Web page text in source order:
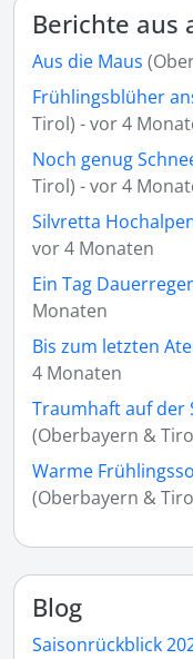
Berichte aus
Aus die Maus
Frühlingsblüher
Tirol) - vor 4
Noch genug
Tirol) - vor 4
Silvretta
vor 4 Monaten
Ein Tag
Monaten
Bis zum letzten
4 Monaten
Traumhaft auf der
(Oberbayern &
Warme
(Oberbayern &
Blog
Saisonrückblick